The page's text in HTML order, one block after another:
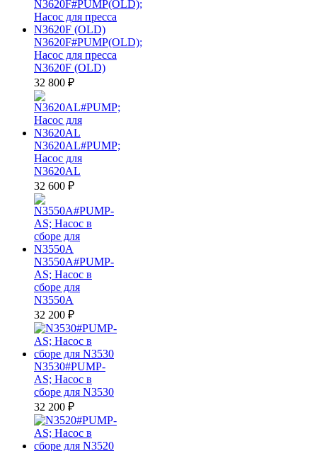
N3620F#PUMP(OLD);
Насос для пресса
N3620F (OLD)
32 800 ₽
N3620AL#PUMP;
Насос для
N3620AL
32 600 ₽
N3550A#PUMP-
AS; Насос в
сборе для
N3550A
32 200 ₽
N3530#PUMP-
AS; Насос в
сборе для N3530
32 200 ₽